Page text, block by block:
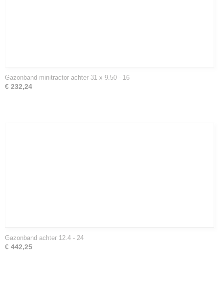
Gazonband minitractor achter 31 x 9.50 - 16
€ 232,24
Gazonband achter 12.4 - 24
€ 442,25